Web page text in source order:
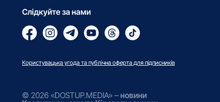
Слідкуйте за нами
Користувацька угода та публічна оферта для підписників
© 2026 «DOSTUP.MEDIA» – новини